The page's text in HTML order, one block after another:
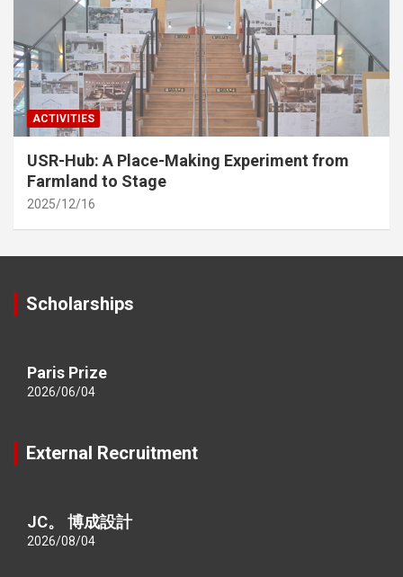
ACTIVITIES
USR-Hub: A Place-Making Experiment from
Farmland to Stage
2025/12/16
Scholarships
Paris Prize
2026/06/04
External Recruitment
JC。 博成設計
2026/08/04